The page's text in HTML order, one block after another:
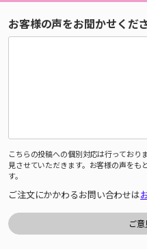
お客様の声をお聞かせくだ
こちらの投稿への個別対応は行っており
見させていただきます。お客様の声をも
す。
ご注文にかかわるお問い合わせは